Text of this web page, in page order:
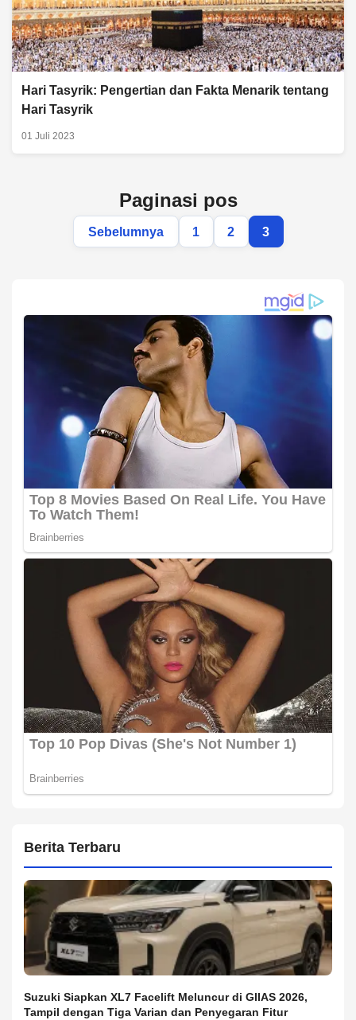
Hari Tasyrik: Pengertian dan Fakta Menarik tentang
Hari Tasyrik
01 Juli 2023
Paginasi pos
Sebelumnya 1 2 3
Berita Terbaru
Suzuki Siapkan XL7 Facelift Meluncur di GIIAS 2026,
Tampil dengan Tiga Varian dan Penyegaran Fitur